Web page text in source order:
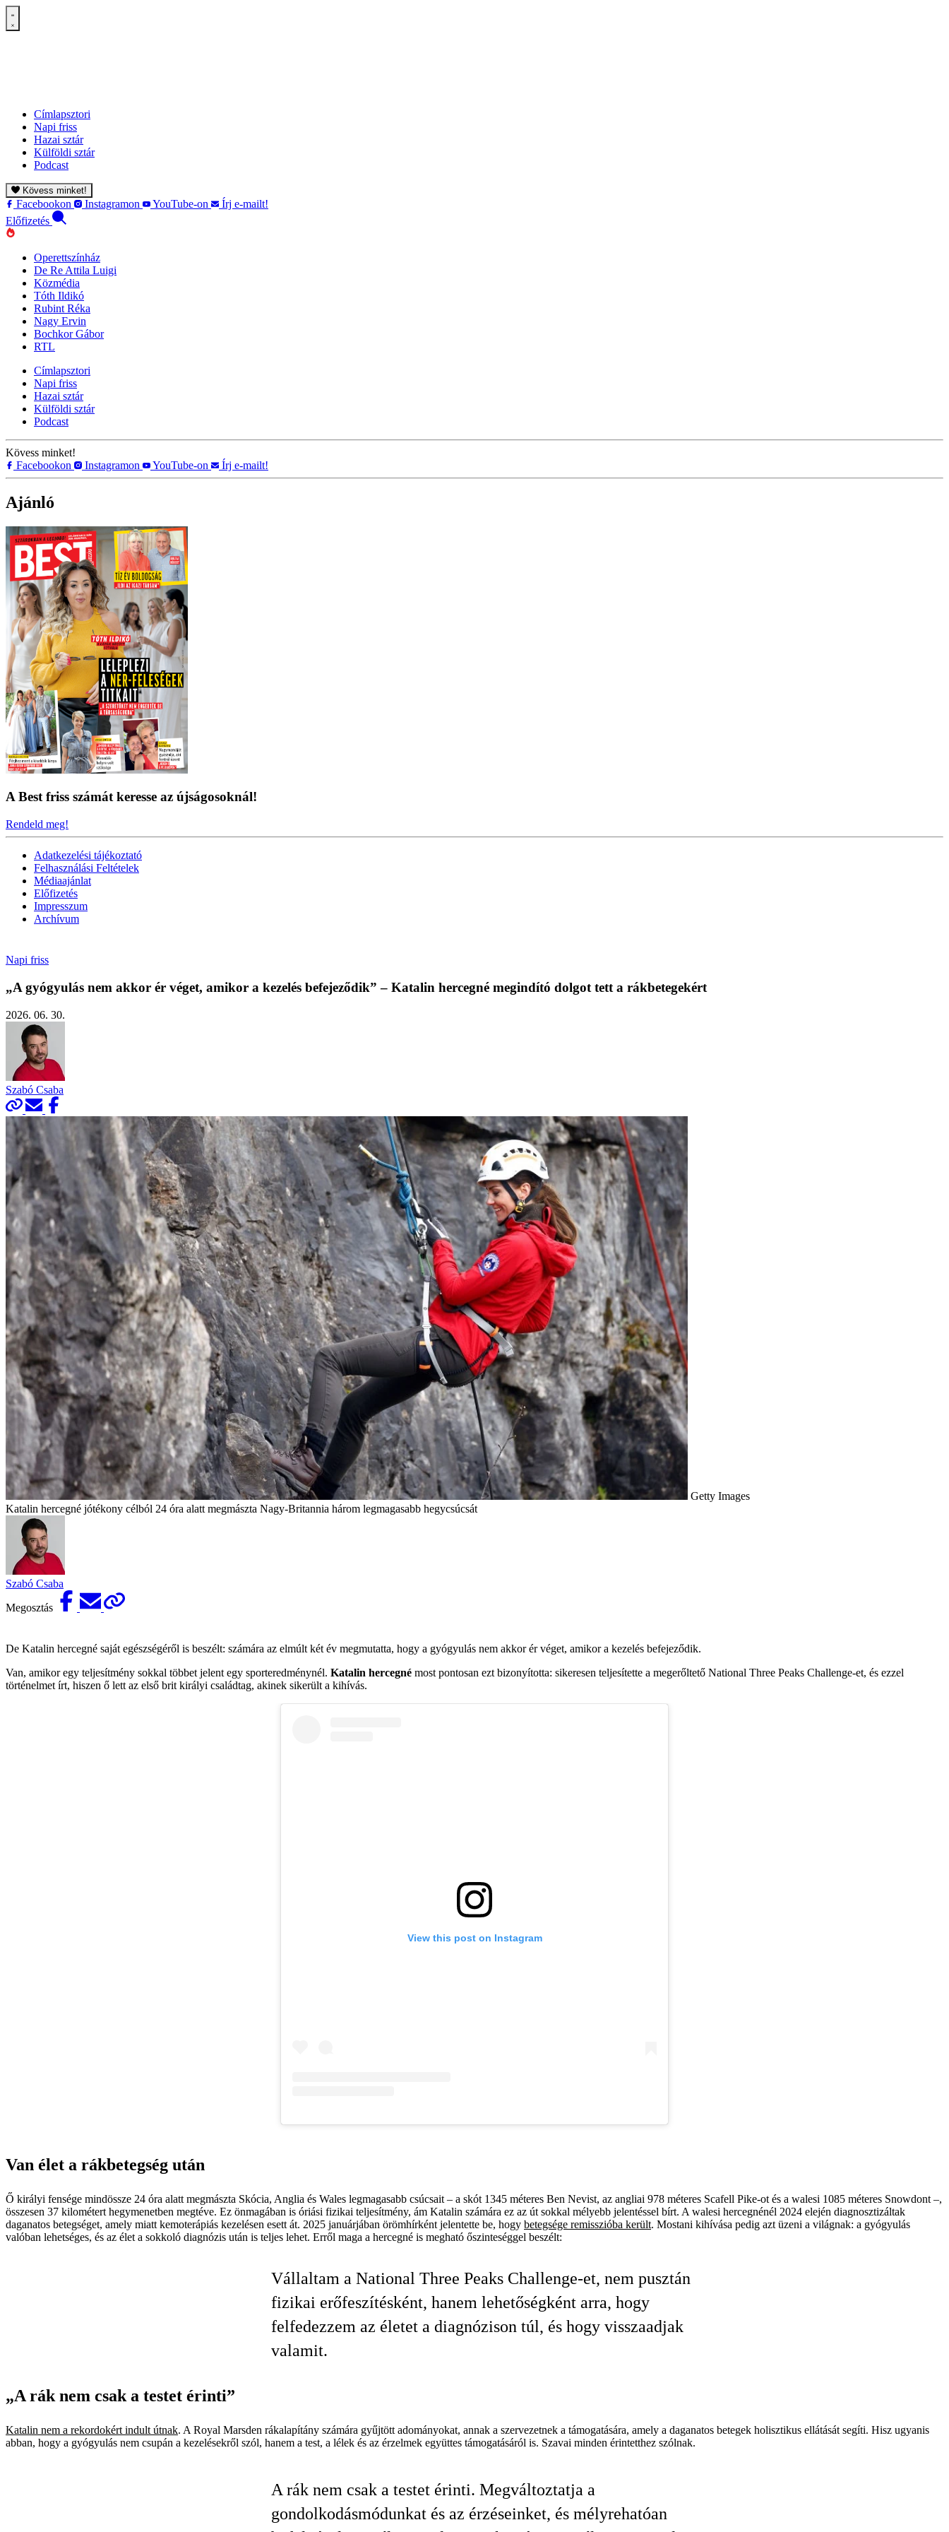
Címlapsztori
Napi friss
Hazai sztár
Külföldi sztár
Podcast
Kövess minket!
Facebookon Instagramon YouTube-on
Írj e-mailt!
Előfizetés
Operettszínház
De Re Attila Luigi
Közmédia
Tóth Ildikó
Rubint Réka
Nagy Ervin
Bochkor Gábor
RTL
Címlapsztori
Napi friss
Hazai sztár
Külföldi sztár
Podcast
Kövess minket!
Facebookon
Instagramon YouTube-on Írj e-mailt!
Ajánló
A Best friss számát keresse az újságosoknál!
Rendeld meg!
Adatkezelési tájékoztató
Felhasználási Feltételek
Médiaajánlat
Előfizetés
Impresszum
Archívum
Napi friss
„A gyógyulás nem akkor ér véget, amikor a kezelés befejeződik” – Katalin hercegné megindító dolgot tett a rákbetegekért
2026. 06. 30.
Szabó Csaba
Getty Images
Katalin hercegné jótékony célból 24 óra alatt megmászta Nagy-Britannia három legmagasabb hegycsúcsát
Szabó Csaba
Megosztás
De Katalin hercegné saját egészségéről is beszélt: számára az elmúlt két év megmutatta, hogy a gyógyulás nem akkor ér véget, amikor a kezelés befejeződik.
Van, amikor egy teljesítmény sokkal többet jelent egy sporteredménynél. Katalin hercegné most pontosan ezt bizonyította: sikeresen teljesítette a megerőltető National Three Peaks Challenge-et, és ezzel
történelmet írt, hiszen ő lett az első brit királyi családtag, akinek sikerült a kihívás.
Van élet a rákbetegség után
Ő királyi fensége mindössze 24 óra alatt megmászta Skócia, Anglia és Wales legmagasabb csúcsait – a skót 1345 méteres Ben Nevist, az angliai 978 méteres Scafell Pike-ot és a walesi 1085 méteres Snowdont –,
összesen 37 kilométert hegymenetben megtéve. Ez önmagában is óriási fizikai teljesítmény, ám Katalin számára ez az út sokkal mélyebb jelentéssel bírt. A walesi hercegnénél 2024 elején diagnosztizáltak
daganatos betegséget, amely miatt kemoterápiás kezelésen esett át. 2025 januárjában örömhírként jelentette be, hogy betegsége remisszióba került. Mostani kihívása pedig azt üzeni a világnak: a gyógyulás
valóban lehetséges, és az élet a sokkoló diagnózis után is teljes lehet. Erről maga a hercegné is megható őszinteséggel beszélt:
Vállaltam a National Three Peaks Challenge-et, nem pusztán
fizikai erőfeszítésként, hanem lehetőségként arra, hogy
felfedezzem az életet a diagnózison túl, és hogy visszaadjak
valamit.
„A rák nem csak a testet érinti”
Katalin nem a rekordokért indult útnak. A Royal Marsden rákalapítány számára gyűjtött adományokat, annak a szervezetnek a támogatására, amely a daganatos betegek holisztikus ellátását segíti. Hisz ugyanis
abban, hogy a gyógyulás nem csupán a kezelésekről szól, hanem a test, a lélek és az érzelmek együttes támogatásáról is. Szavai minden érintetthez szólnak.
A rák nem csak a testet érinti. Megváltoztatja a
gondolkodásmódunkat és az érzéseinket, és mélyrehatóan